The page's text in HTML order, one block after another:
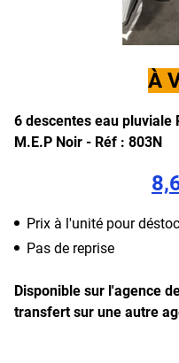
À
6 descentes eau pluviale
M.E.P Noir - Réf : 803N
Prix à l'unité pour
Pas de reprise
Disponible sur l'agence
transfert sur une autre